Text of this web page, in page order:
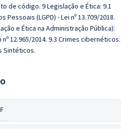
de código. 9 Legislação e Ética: 9.1
Pessoais (LGPD) - Lei nº 13.709/2018.
e Ética na Administração Pública):
12.965/2014. 9.3 Crimes cibernéticos.
Sintéticos.